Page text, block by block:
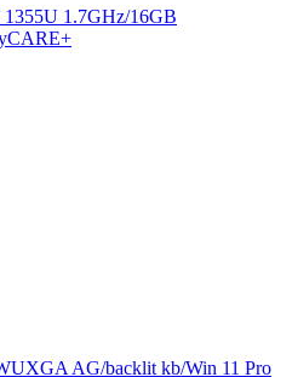
1355U 1.7GHz/16GB
AG/backlit kb/Win 11 Pro